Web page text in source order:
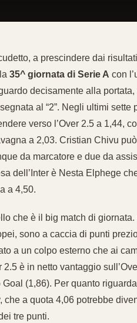
a prescindere dai
35^ giornata di Serie A con
decisamente alla portata,
al “2”. Negli ultimi sette
verso l’Over 2.5 a 1,44,
a 2,03. Cristian Chivu
da marcatore e due da
dell’Inter è Nesta Elphege
a 4,50.
che è il big match di
sono a caccia di punti
a un colpo esterno che ai
è in netto vantaggio
(1,86). Per quanto
a quota 4,06 potrebbe
tre punti.